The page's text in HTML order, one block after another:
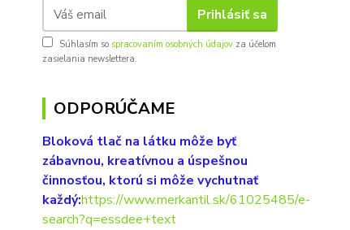
Prihlásiť sa
Súhlasím so spracovaním osobných údajov za účelom
zasielania newslettera.
ODPORÚČAME
Bloková tlač na látku môže byť
zábavnou, kreatívnou a úspešnou
činnosťou, ktorú si môže vychutnať
každý:https://www.merkantil.sk/61025485/e-
search?q=essdee+text